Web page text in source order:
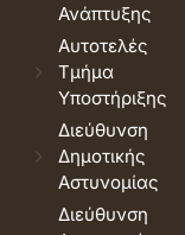
Ανάπτυξης
Αυτοτελές
Τμήμα
Υποστήριξης
Διεύθυνση
Δημοτικής
Αστυνομίας
Διεύθυνση